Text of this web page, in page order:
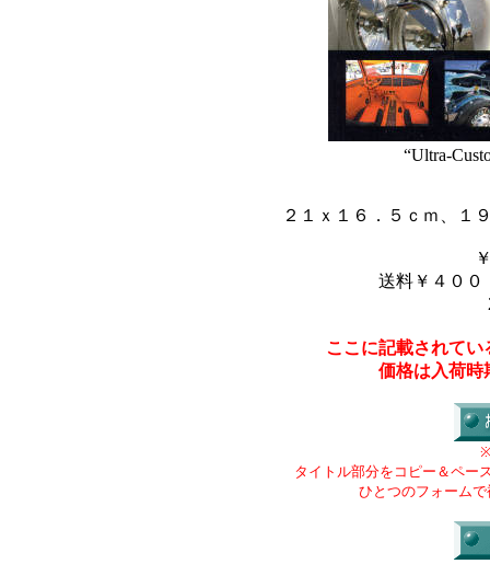
“Ultra-
２１ｘ１６．５ｃｍ、１
送料￥４００
ここに記載されて
価格は入荷時
タイトル部分をコピー＆ペー
ひとつのフォーム